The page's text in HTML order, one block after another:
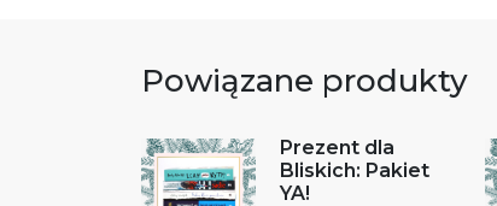
Powiązane produkty
Prezent dla
Bliskich: Pakiet
YA!